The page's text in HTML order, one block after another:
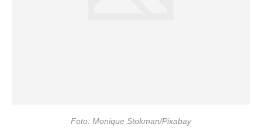
Foto: Monique Stokman/Pixabay